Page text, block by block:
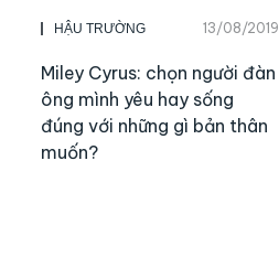
HẬU TRƯỜNG 13/08/2019
Miley Cyrus: chọn người đàn
ông mình yêu hay sống
đúng với những gì bản thân
muốn?